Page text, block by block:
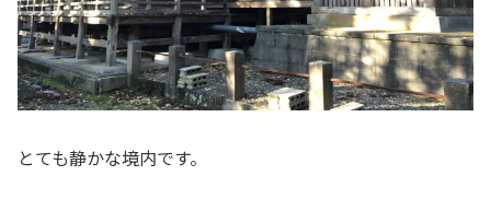
とても静かな境内です。